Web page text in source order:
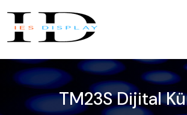
TM23S Dijital